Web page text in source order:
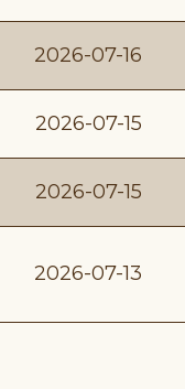
2026-07-16
2026-07-15
2026-07-15
2026-07-13